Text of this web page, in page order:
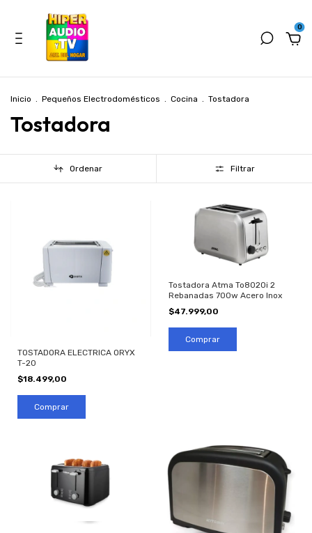
0
Inicio . Pequeños Electrodomésticos . Cocina . Tostadora
Tostadora
Ordenar Filtrar
TOSTADORA ELECTRICA ORYX
T-20
$18.499,00
Tostadora Atma To8020i 2
Rebanadas 700w Acero Inox
$47.999,00